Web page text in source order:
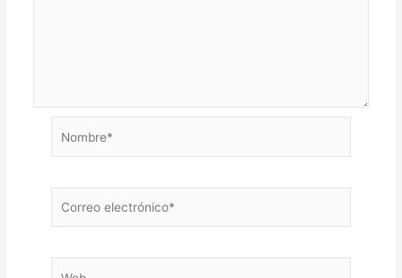
electrónico*